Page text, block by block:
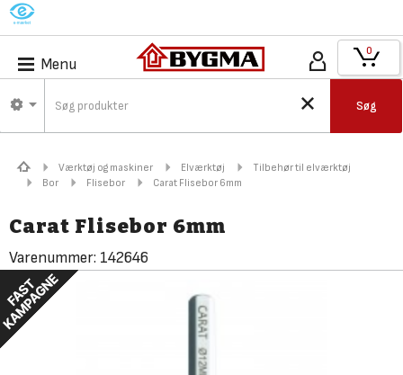
M
Menu
Søg
0
Værktøj og maskiner Elværktøj
Tilbehør til elværktøj
Bor
Flisebor Carat Flisebor 6mm
Carat Flisebor 6mm
Varenummer: 142646